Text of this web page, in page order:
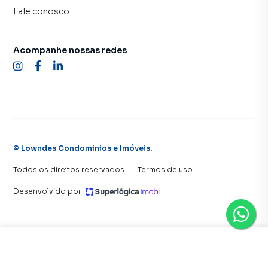
tendo como consequência uma maior chance de vender ou
central de atendimento preparada para atender
proprietários e inquilinos.
Fale conosco
Acompanhe nossas redes
© Lowndes Condomínios e Imóveis.
Todos os direitos reservados. · Termos de uso ·
Desenvolvido por